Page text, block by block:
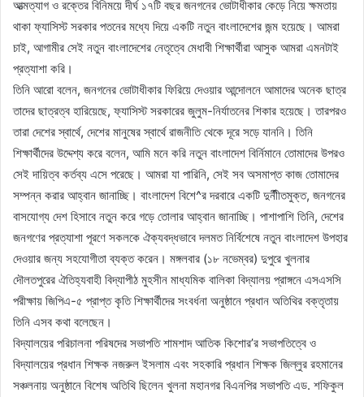
আত্মত্যাগ ও রক্তের বিনিময়ে দীর্ঘ ১৭টি বছর জনগনের ভোটাধীকার কেড়ে নিয়ে ক্ষমতায়
থাকা ফ্যাসিস্ট সরকার পতনের মধ্যে দিয়ে একটি নতুন বাংলাদেশের জন্ম হয়েছে। আমরা
চাই, আগামীর সেই নতুন বাংলাদেশের নেতৃত্বে মেধাবী শিক্ষার্থীরা আসুক আমরা এমনটাই
প্রত্যাশা করি।
তিনি আরো বলেন, জনগনের ভোটাধীকার ফিরিয়ে দেওয়ার আন্দোলনে আমাদের অনেক ছাত্র
তাদের ছাত্রত্ব হারিয়েছে, ফ্যাসিস্ট সরকারের জুলুম-নির্যাতনের শিকার হয়েছে। তারপরও
তারা দেশের স্বার্থে, দেশের মানুষের স্বার্থে রাজনীতি থেকে দূরে সড়ে যাননি। তিনি
শিক্ষার্থীদের উদ্দেশ্য করে বলেন, আমি মনে করি নতুন বাংলাদেশ বির্নিমানে তোমাদের উপরও
সেই দায়িত্ব কর্তব্য এসে পরেছে। আমরা যা পারিনি, সেই সব অসমাপ্ত কাজ তোমাদের
সম্পন্ন করার আহ্বান জানাচ্ছি। বাংলাদেশ বিশে^র দরবারে একটি দুর্নীীতমুক্ত, জনগনের
বাসযোগ্য দেশ হিসাবে নতুন করে গড়ে তোলার আহ্বান জানাচ্ছি। পাশাপাশি তিনি, দেশের
জনগণের প্রত্যাশা পূরণে সকলকে ঐক্যবদ্ধভাবে দলমত নির্বিশেষে নতুন বাংলাদেশ উপহার
দেওয়ার জন্য সহযোগীতা ব্যক্ত করেন। মঙ্গলবার (১৮ নভেম্বর) দুপুরে খুলনার
দৌলতপুরের ঐতিহ্যবাহী বিদ্যাপীঠ মুহসীন মাধ্যমিক বালিকা বিদ্যালয় প্রাঙ্গনে এসএসসি
পরীক্ষায় জিপিএ-৫ প্রাপ্ত কৃতি শিক্ষার্থীদের সংবর্ধনা অনুষ্ঠানে প্রধান অতিথির বক্তৃতায়
তিনি এসব কথা বলেছেন।
বিদ্যালয়ের পরিচালনা পরিষদের সভাপতি শামশাদ আতিক কিশোর’র সভাপতিত্বে ও
বিদ্যালয়ের প্রধান শিক্ষক নজরুল ইসলাম এবং সহকারি প্রধান শিক্ষক জিল্লুর রহমানের
সঞ্চলনায় অনুষ্ঠানে বিশেষ অতিথি ছিলেন খুলনা মহানগর বিএনপির সভাপতি এড. শফিকুল